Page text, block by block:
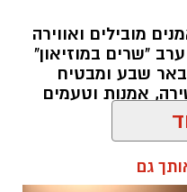
מובילים ואווירה
"שרים במוזיאון"
שבע ומבטיח
אמנות וטעמים